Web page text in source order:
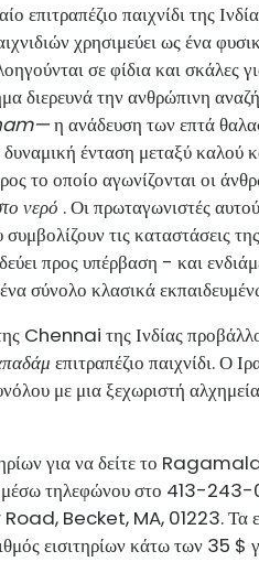
επιτραπέζιο παιχνίδι της
χρησιμεύει ως ένα
σε φίδια και σκάλες
διερευνά την ανθρώπινη
η ανάδευση των επτά
ένταση μεταξύ καλού
το οποίο αγωνίζονται οι
νερό . Οι πρωταγωνιστές
τις καταστάσεις
προς υπέρβαση - και
ένα σύνολο κλασικά
Chennai της Ινδίας
επιτραπέζιο παιχνίδι. Ο
με μια ξεχωριστή
για να δείτε το
τηλεφώνου στο 413-
Becket, MA, 01223. Τα
εισιτηρίων κάτω των 35 $